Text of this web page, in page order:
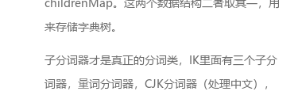
来存储字典树。
子分词器才是真正的分词类，IK里面有三个子分
词器，量词分词器，CJK分词器（处理中文），